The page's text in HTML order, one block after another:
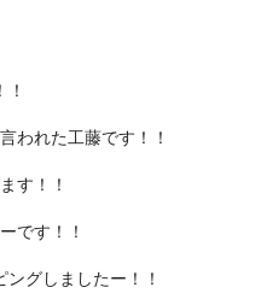
われた工藤です！！
す！！
です！！
グしましたー！！